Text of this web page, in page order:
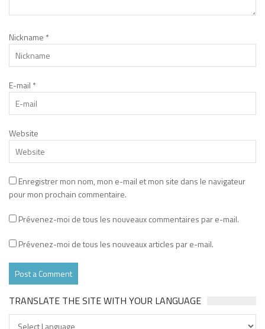
Nickname *
E-mail *
Website
Enregistrer mon nom, mon e-mail et mon site dans le navigateur
pour mon prochain commentaire.
Prévenez-moi de tous les nouveaux commentaires par e-mail.
Prévenez-moi de tous les nouveaux articles par e-mail.
TRANSLATE THE SITE WITH YOUR LANGUAGE